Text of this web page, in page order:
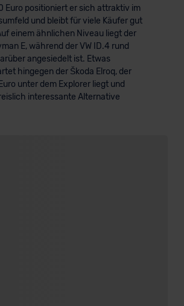
Euro positioniert er sich attraktiv im
und bleibt für viele Käufer gut
einem ähnlichen Niveau liegt der
E, während der VW ID.4 rund
angesiedelt ist. Etwas
hingegen der Škoda Elroq, der
unter dem Explorer liegt und
interessante Alternative